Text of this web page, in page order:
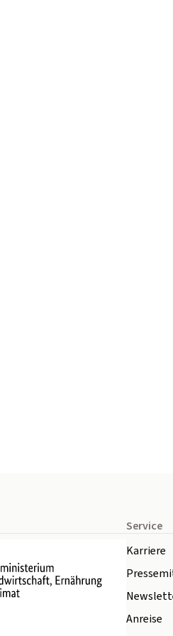
Service
Karriere
Anreise